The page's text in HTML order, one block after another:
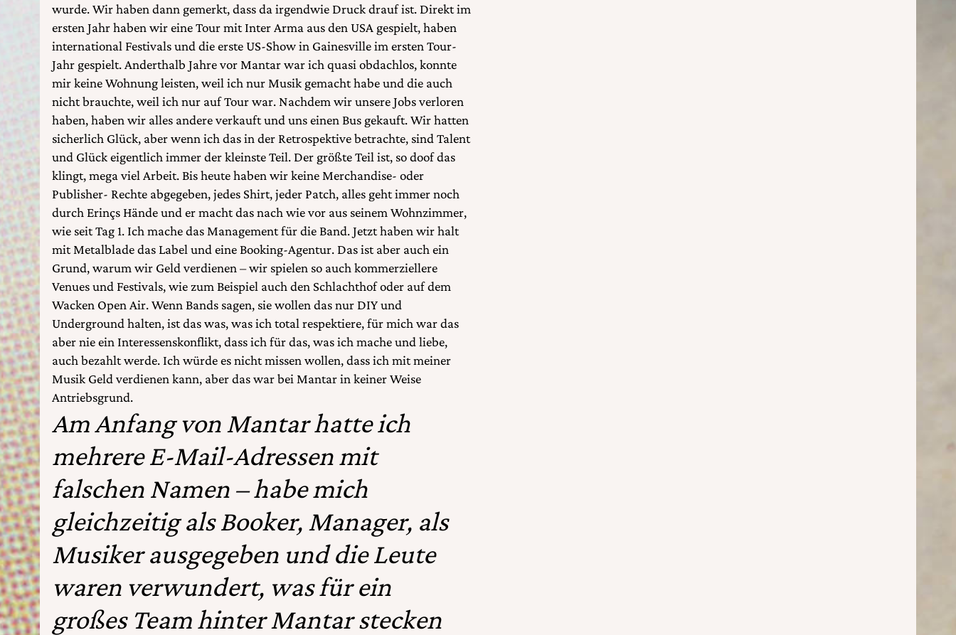
wurde. Wir haben dann gemerkt, dass da irgendwie Druck drauf ist. Direkt im
ersten Jahr haben wir eine Tour mit Inter Arma aus den USA gespielt, haben
international Festivals und die erste US-Show in Gainesville im ersten Tour-
Jahr gespielt. Anderthalb Jahre vor Mantar war ich quasi obdachlos, konnte
mir keine Wohnung leisten, weil ich nur Musik gemacht habe und die auch
nicht brauchte, weil ich nur auf Tour war. Nachdem wir unsere Jobs verloren
haben, haben wir alles andere verkauft und uns einen Bus gekauft. Wir hatten
sicherlich Glück, aber wenn ich das in der Retrospektive betrachte, sind Talent
und Glück eigentlich immer der kleinste Teil. Der größte Teil ist, so doof das
klingt, mega viel Arbeit. Bis heute haben wir keine Merchandise- oder
Publisher- Rechte abgegeben, jedes Shirt, jeder Patch, alles geht immer noch
durch Erinçs Hände und er macht das nach wie vor aus seinem Wohnzimmer,
wie seit Tag 1. Ich mache das Management für die Band. Jetzt haben wir halt
mit Metalblade das Label und eine Booking-Agentur. Das ist aber auch ein
Grund, warum wir Geld verdienen – wir spielen so auch kommerziellere
Venues und Festivals, wie zum Beispiel auch den Schlachthof oder auf dem
Wacken Open Air. Wenn Bands sagen, sie wollen das nur DIY und
Underground halten, ist das was, was ich total respektiere, für mich war das
aber nie ein Interessenskonflikt, dass ich für das, was ich mache und liebe,
auch bezahlt werde. Ich würde es nicht missen wollen, dass ich mit meiner
Musik Geld verdienen kann, aber das war bei Mantar in keiner Weise
Antriebsgrund.
Am Anfang von Mantar hatte ich
mehrere E-Mail-Adressen mit
falschen Namen – habe mich
gleichzeitig als Booker, Manager, als
Musiker ausgegeben und die Leute
waren verwundert, was für ein
großes Team hinter Mantar stecken